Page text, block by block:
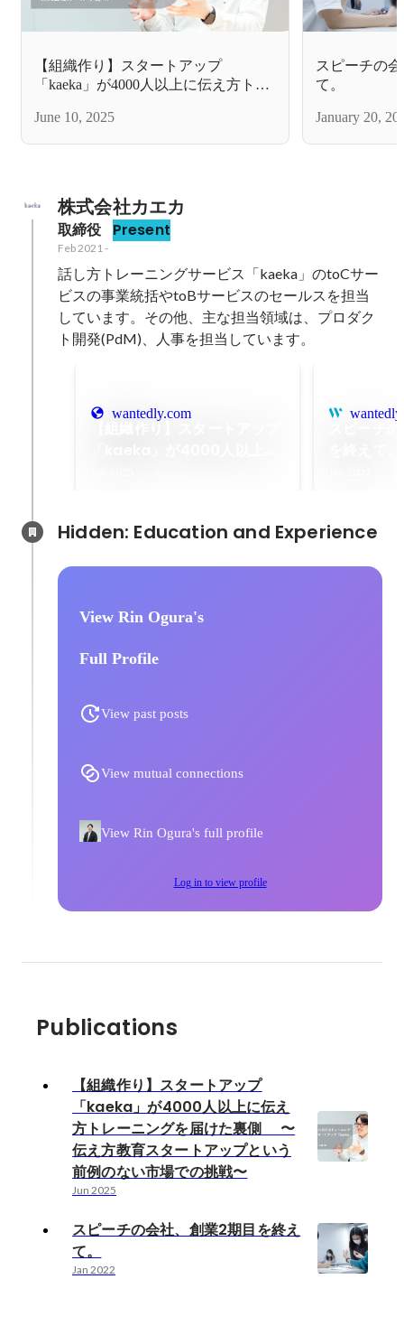
【組織作り】スタートアップ
「kaeka」が4000人以上に伝え方トレ
育スタートアップという前例のない
市場での挑戦〜
June 10, 2025
スピーチの
て。
January 20,
株式会社カエカ
取締役 Present
Feb 2021 -
話し方トレーニングサービス「kaeka」のtoCサー
ビスの事業統括やtoBサービスのセールスを担当
しています。その他、主な担当領域は、プロダク
ト開発(PdM)、人事を担当しています。
wantedly.com
での挑戦〜
View Rin Ogura's
Full Profile
View past posts
View mutual connections
View Rin Ogura's full profile
Log in to view profile
Publications
【組織作り】スタートアップ
「kaeka」が4000人以上に伝え
方トレーニングを届けた裏側 〜
伝え方教育スタートアップという
前例のない市場での挑戦〜
Jun 2025
スピーチの会社、創業2期目を終え
て。
Jan 2022